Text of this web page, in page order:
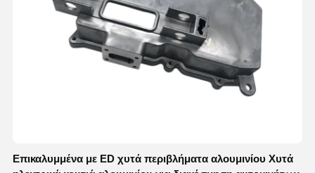
Επικαλυμμένα με ED χυτά περιβλήματα αλουμινίου Χυτά